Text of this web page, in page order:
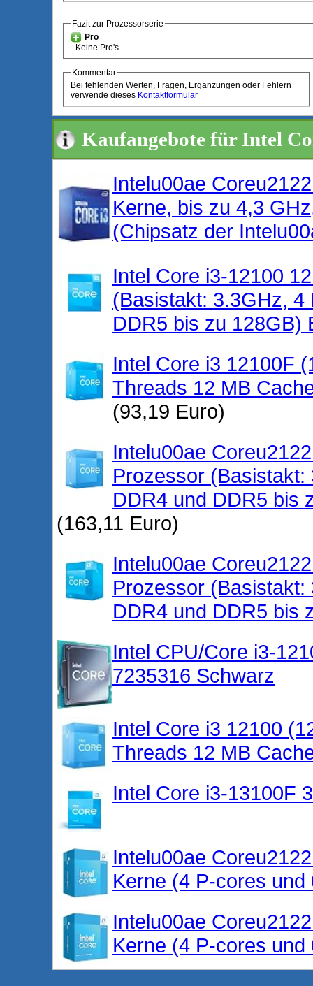
Fazit zur Prozessorserie
Pro
- Keine Pro's -
Kommentar
Bei fehlenden Werten, Fragen, Ergänzungen oder Fehlern
verwende dieses Kontaktformular
Kaufangebote für Intel
Intelu00ae
Kerne, bis zu 4,3
(Chipsatz der
Intel Core i3-12100
(Basistakt: 3.3GHz, 4
DDR5 bis zu 128GB)
Intel Core i3 12100F
Threads 12 MB
(93,19 Euro)
Intelu00ae
Prozessor
DDR4 und DDR5 bis
(163,11 Euro)
Intelu00ae
Prozessor
DDR4 und DDR5 bis
Intel CPU/Core i3-
7235316 Schwarz
Intel Core i3 12100
Threads 12 MB
Intel Core i3-13100F
Intelu00ae
Kerne (4 P-cores
Intelu00ae
Kerne (4 P-cores